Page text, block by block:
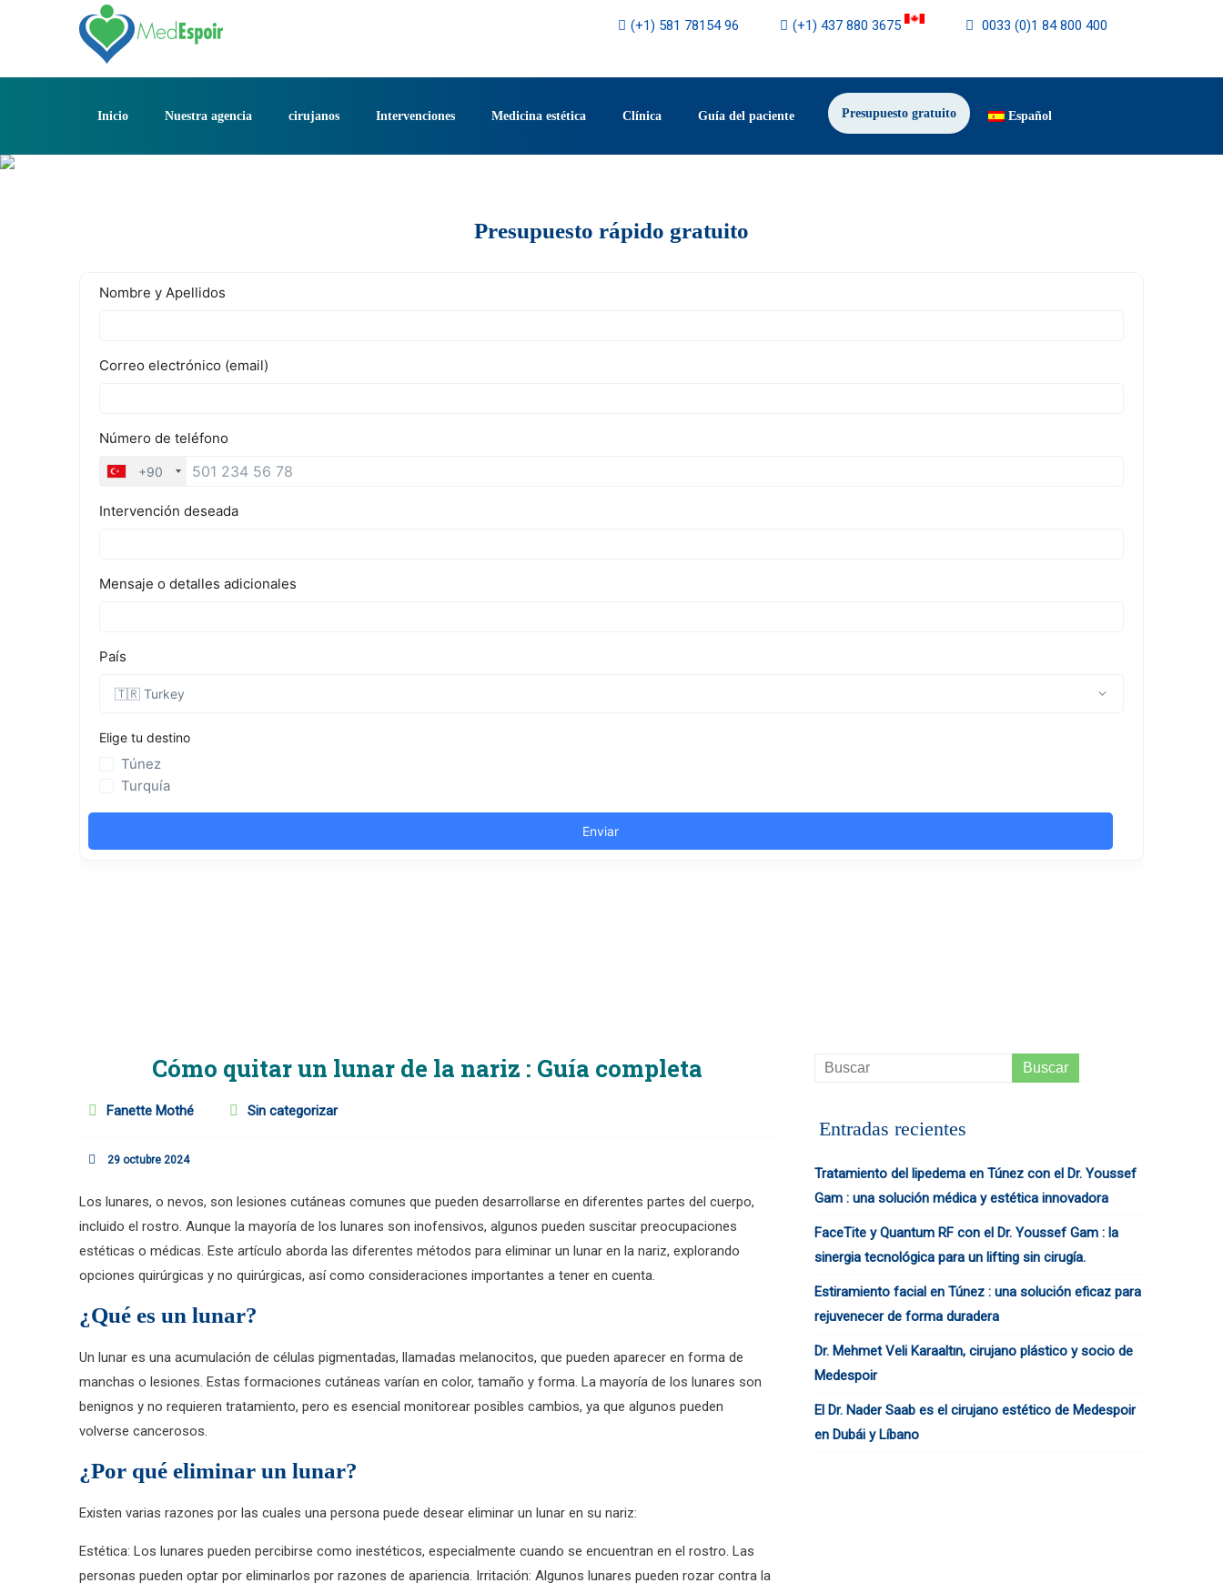
(+1) 581 78154 96 (+1) 437 880 3675 0033 (0)1 84 800 400
Inicio Nuestra agencia cirujanos Intervenciones Medicina estética Clínica Guía del paciente Presupuesto gratuito Español
Presupuesto rápido gratuito
Cómo quitar un lunar de la nariz : Guía completa
Fanette Mothé Sin categorizar
29 octubre 2024
Los lunares, o nevos, son lesiones cutáneas comunes que pueden desarrollarse en diferentes partes del cuerpo,
incluido el rostro. Aunque la mayoría de los lunares son inofensivos, algunos pueden suscitar preocupaciones
estéticas o médicas. Este artículo aborda las diferentes métodos para eliminar un lunar en la nariz, explorando
opciones quirúrgicas y no quirúrgicas, así como consideraciones importantes a tener en cuenta.
¿Qué es un lunar?
Un lunar es una acumulación de células pigmentadas, llamadas melanocitos, que pueden aparecer en forma de
manchas o lesiones. Estas formaciones cutáneas varían en color, tamaño y forma. La mayoría de los lunares son
benignos y no requieren tratamiento, pero es esencial monitorear posibles cambios, ya que algunos pueden
volverse cancerosos.
¿Por qué eliminar un lunar?
Existen varias razones por las cuales una persona puede desear eliminar un lunar en su nariz:
Estética: Los lunares pueden percibirse como inestéticos, especialmente cuando se encuentran en el rostro. Las
personas pueden optar por eliminarlos por razones de apariencia. Irritación: Algunos lunares pueden rozar contra la
Entradas recientes
Tratamiento del lipedema en Túnez con el Dr. Youssef
Gam : una solución médica y estética innovadora
FaceTite y Quantum RF con el Dr. Youssef Gam : la
sinergia tecnológica para un lifting sin cirugía.
Estiramiento facial en Túnez : una solución eficaz para
rejuvenecer de forma duradera
Dr. Mehmet Veli Karaaltın, cirujano plástico y socio de
Medespoir
El Dr. Nader Saab es el cirujano estético de Medespoir
en Dubái y Líbano